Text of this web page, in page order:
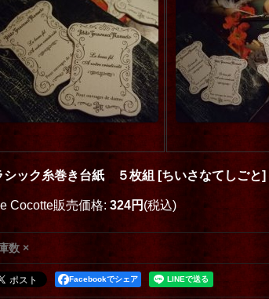
アファイル 3種
)
ダー [中村 鱗×Toe Cocotte
1,000円(税込)
シック糸巻き台紙 ５枚組 [ちいさなてしごと]
Cocotte販売価格: 324円 (税込)
数 ×
Facebookでシェア